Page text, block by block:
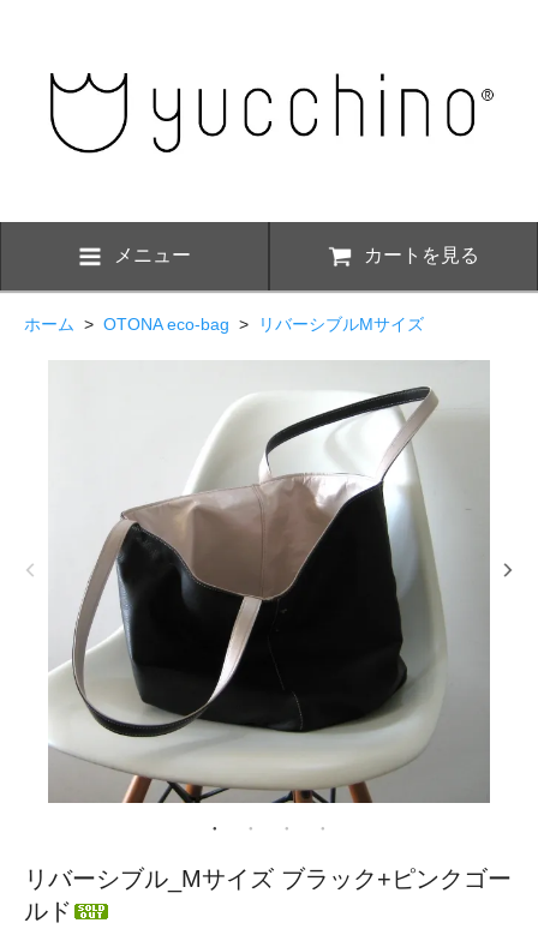
メニュー カートを見る
ホーム > OTONA eco-bag > リバーシブルMサイズ
リバーシブル_Mサイズ ブラック+ピンクゴー
ルド